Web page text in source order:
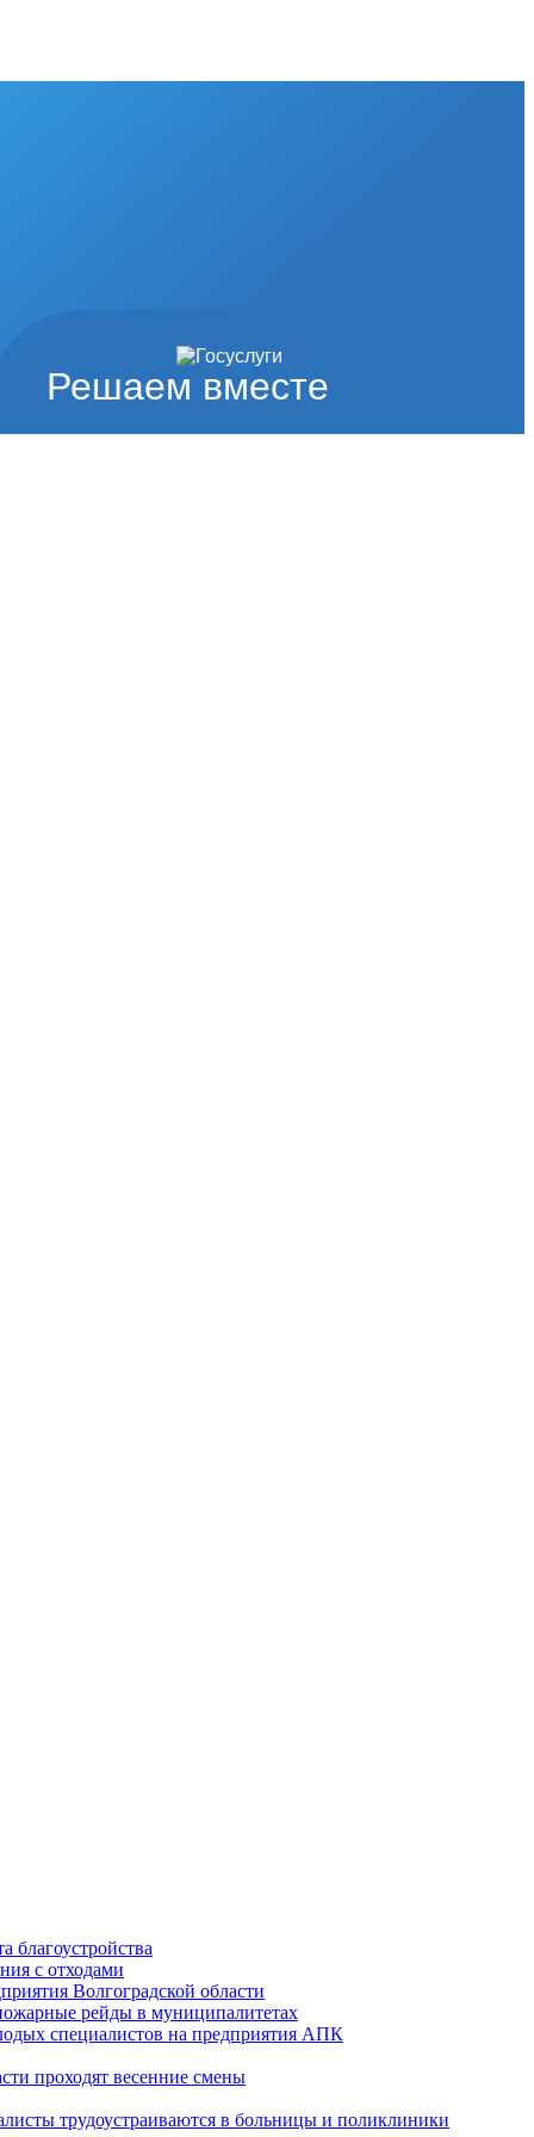
Решаем вместе
благоустройства
с отходами
Волгоградской области
рейды в муниципалитетах
специалистов на предприятия АПК
проходят весенние смены
трудоустраиваются в больницы и поликлиники